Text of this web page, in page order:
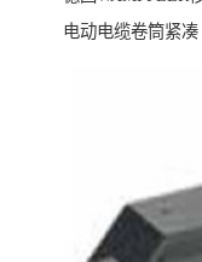
电动电缆卷筒紧凑